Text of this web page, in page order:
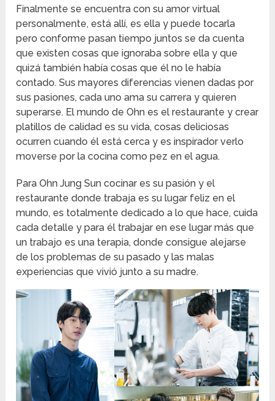
Finalmente se encuentra con su amor virtual
personalmente, está allí, es ella y puede tocarla
pero conforme pasan tiempo juntos se da cuenta
que existen cosas que ignoraba sobre ella y que
quizá también había cosas que él no le había
contado. Sus mayores diferencias vienen dadas por
sus pasiones, cada uno ama su carrera y quieren
superarse. El mundo de Ohn es el restaurante y crear
platillos de calidad es su vida, cosas deliciosas
ocurren cuando él está cerca y es inspirador verlo
moverse por la cocina como pez en el agua.
Para Ohn Jung Sun cocinar es su pasión y el
restaurante donde trabaja es su lugar feliz en el
mundo, es totalmente dedicado a lo que hace, cuida
cada detalle y para él trabajar en ese lugar más que
un trabajo es una terapia, donde consigue alejarse
de los problemas de su pasado y las malas
experiencias que vivió junto a su madre.